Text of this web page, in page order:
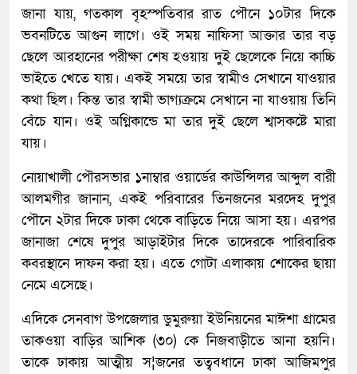
জানা যায়, গতকাল বৃহস্পতিবার রাত পৌনে ১০টার দিকে
ভবনটিতে আগুন লাগে। ওই সময় নাফিসা আক্তার তার বড়
ছেলে আরহানের পরীক্ষা শেষ হওয়ায় দুই ছেলেকে নিয়ে কাচ্চি
ভাইতে খেতে যায়। একই সময়ে তার স্বামীও সেখানে যাওয়ার
কথা ছিল। কিন্ত তার স্বামী ভাগ্যক্রমে সেখানে না যাওয়ায় তিনি
বেঁচে যান। ওই অগ্নিকান্ডে মা তার দুই ছেলে শ্বাসকষ্টে মারা
যায়।
নোয়াখালী পৌরসভার ১নাম্বার ওয়ার্ডের কাউন্সিলর আব্দুল বারী
আলমগীর জানান, একই পরিবারের তিনজনের মরদেহ দুপুর
পৌনে ২টার দিকে ঢাকা থেকে বাড়িতে নিয়ে আসা হয়। এরপর
জানাজা শেষে দুপুর আড়াইটার দিকে তাদেরকে পারিবারিক
কবরস্থানে দাফন করা হয়। এতে গোটা এলাকায় শোকের ছায়া
নেমে এসেছে।
এদিকে সেনবাগ উপজেলার ডুমুরুয়া ইউনিয়নের মাঈশা গ্রামের
তাকওয়া বাড়ির আশিক (৩০) কে নিজবাড়ীতে আনা হয়নি।
তাকে ঢাকায় আত্মীয় স¦জনের তত্ববধানে ঢাকা আজিমপুর